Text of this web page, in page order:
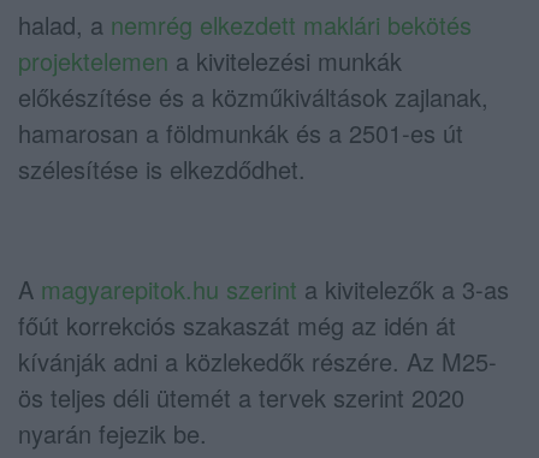
halad, a nemrég elkezdett maklári bekötés
projektelemen a kivitelezési munkák
előkészítése és a közműkiváltások zajlanak,
hamarosan a földmunkák és a 2501-es út
szélesítése is elkezdődhet.
A magyarepitok.hu szerint a kivitelezők a 3-as
főút korrekciós szakaszát még az idén át
kívánják adni a közlekedők részére. Az M25-
ös teljes déli ütemét a tervek szerint 2020
nyarán fejezik be.